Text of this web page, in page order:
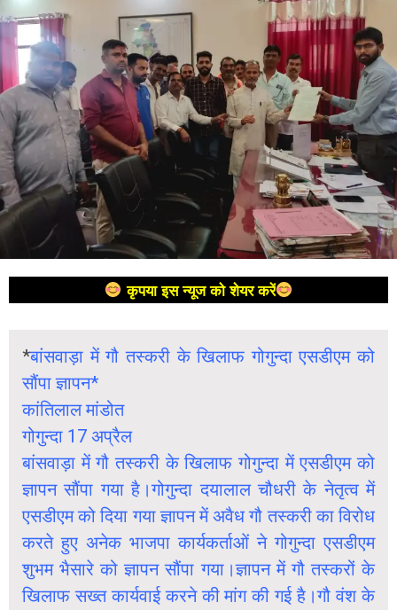
कृपया इस न्यूज को शेयर करें
*बांसवाड़ा में गौ तस्करी के खिलाफ गोगुन्दा एसडीएम को
सौंपा ज्ञापन*
कांतिलाल मांडोत
गोगुन्दा 17 अप्रैल
बांसवाड़ा में गौ तस्करी के खिलाफ गोगुन्दा में एसडीएम को
ज्ञापन सौंपा गया है।गोगुन्दा दयालाल चौधरी के नेतृत्व में
एसडीएम को दिया गया ज्ञापन में अवैध गौ तस्करी का विरोध
करते हुए अनेक भाजपा कार्यकर्ताओं ने गोगुन्दा एसडीएम
शुभम भैसारे को ज्ञापन सौंपा गया।ज्ञापन में गौ तस्करों के
खिलाफ सख्त कार्यवाई करने की मांग की गई है।गौ वंश के